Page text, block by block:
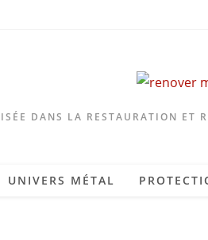
DANS LA RESTAURATION ET
UNIVERS MÉTAL